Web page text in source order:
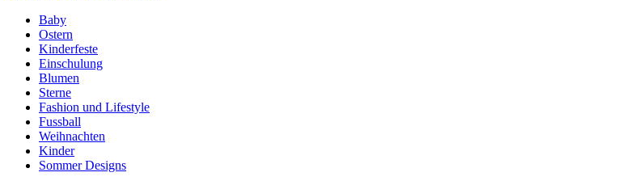
Baby
Ostern
Kinderfeste
Einschulung
Blumen
Sterne
Fashion und Lifestyle
Fussball
Weihnachten
Kinder
Sommer Designs